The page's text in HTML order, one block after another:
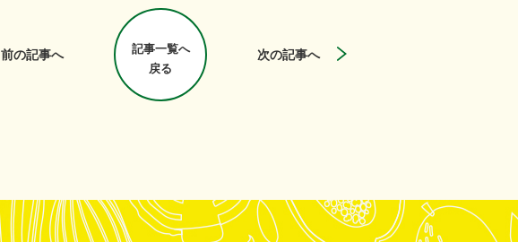
前の記事へ
記事一覧へ
戻る
次の記事へ